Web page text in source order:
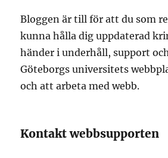
Bloggen är till för att du som
kunna hålla dig uppdaterad
händer i underhåll, support
Göteborgs universitets
och att arbeta med webb.
Kontakt webbsupporten